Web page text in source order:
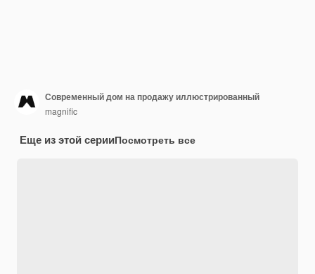
Современный дом на продажу иллюстрированный
magnific
Еще из этой серииПосмотреть все